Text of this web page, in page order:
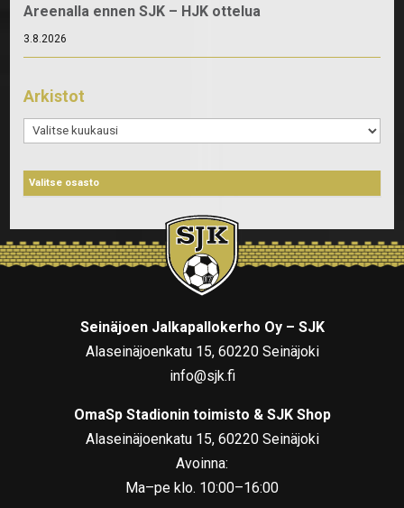
Areenalla ennen SJK – HJK ottelua
3.8.2026
Arkistot
Arkistot
Seinäjoen Jalkapallokerho Oy – SJK
Alaseinäjoenkatu 15, 60220 Seinäjoki
info@sjk.fi
OmaSp Stadionin toimisto & SJK Shop
Alaseinäjoenkatu 15, 60220 Seinäjoki
Avoinna:
Ma–pe klo. 10:00–16:00